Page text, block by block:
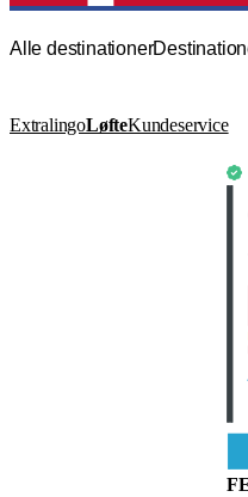
Alle destinationer
ExtralingoLøfteKundeservice